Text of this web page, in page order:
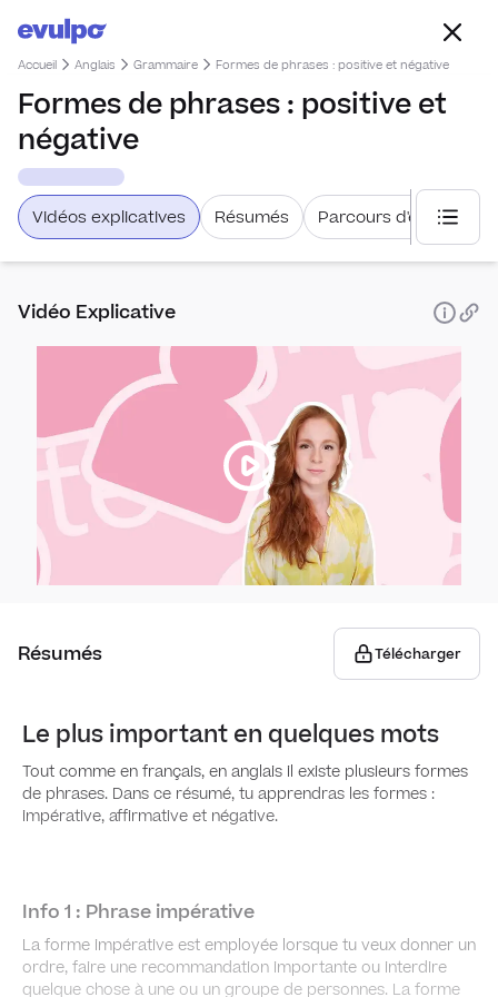
Accueil Anglais Grammaire Formes de phrases : positive et négative
Formes de phrases : positive et
négative
Vidéos explicatives Résumés Parcours d'étude
Vidéo Explicative
Résumés Télécharger
Le plus important en quelques mots
Tout comme en français, en anglais il existe plusieurs formes
de phrases. Dans ce résumé, tu apprendras les formes :
impérative, affirmative et négative.
Info 1 : Phrase impérative
La forme impérative est employée lorsque tu veux donner un
ordre, faire une recommandation importante ou interdire
quelque chose à une ou un groupe de personnes. La forme